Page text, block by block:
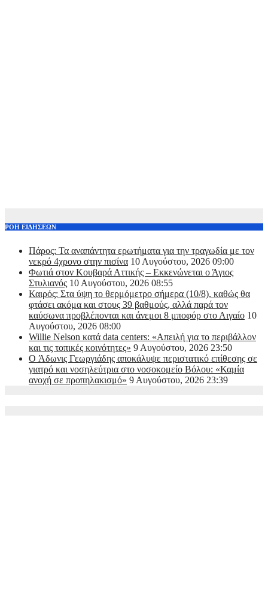
ΡΟΗ ΕΙΔΗΣΕΩΝ
Πάρος: Τα αναπάντητα ερωτήματα για την τραγωδία με τον
νεκρό 4χρονο στην πισίνα 10 Αυγούστου, 2026 09:00
Φωτιά στον Κουβαρά Αττικής – Εκκενώνεται ο Άγιος
Στυλιανός 10 Αυγούστου, 2026 08:55
Καιρός: Στα ύψη το θερμόμετρο σήμερα (10/8), καθώς θα
φτάσει ακόμα και στους 39 βαθμούς, αλλά παρά τον
καύσωνα προβλέπονται και άνεμοι 8 μποφόρ στο Αιγαίο 10
Αυγούστου, 2026 08:00
Willie Nelson κατά data centers: «Απειλή για το περιβάλλον
και τις τοπικές κοινότητες» 9 Αυγούστου, 2026 23:50
O Άδωνις Γεωργιάδης αποκάλυψε περιστατικό επίθεσης σε
γιατρό και νοσηλεύτρια στο νοσοκομείο Βόλου: «Καμία
ανοχή σε προπηλακισμό» 9 Αυγούστου, 2026 23:39